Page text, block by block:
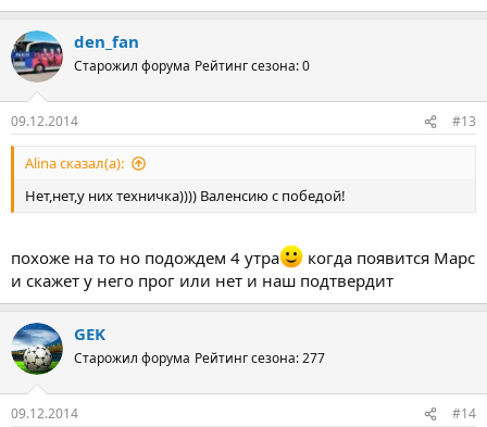
den_fan
Старожил форума Рейтинг сезона: 0
09.12.2014 #13
Alina сказал(а):
Нет,нет,у них техничка)))) Валенсию с победой!
похоже на то но подождем 4 утра
когда появится Марс
и скажет у него прог или нет и наш подтвердит
GEK
Старожил форума Рейтинг сезона: 277
09.12.2014 #14